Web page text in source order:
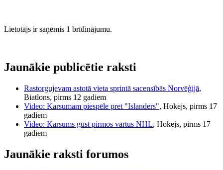
Lietotājs ir saņēmis 1 brīdinājumu.
Jaunākie publicētie raksti
Rastorgujevam astotā vieta sprintā sacensībās Norvēģijā,
Biatlons, pirms 12 gadiem
Video: Karsumam piespēle pret "Islanders", Hokejs, pirms 17
gadiem
Video: Karsums gūst pirmos vārtus NHL, Hokejs, pirms 17
gadiem
Jaunākie raksti forumos